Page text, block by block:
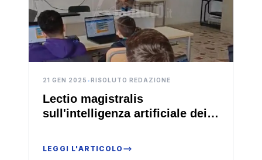
21 GEN 2025 •RISOLUTO REDAZIONE
Lectio magistralis
sull'intelligenza artificiale dei
LEGGI L'ARTICOLO